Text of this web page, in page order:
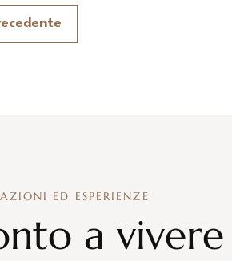
ED ESPERIENZE
a vivere